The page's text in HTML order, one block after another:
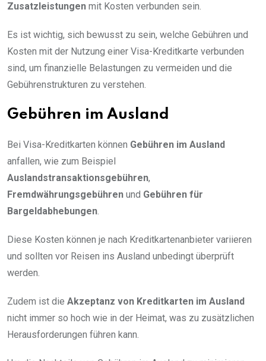
Zusatzleistungen mit Kosten verbunden sein.
Es ist wichtig, sich bewusst zu sein, welche Gebühren und
Kosten mit der Nutzung einer Visa-Kreditkarte verbunden
sind, um finanzielle Belastungen zu vermeiden und die
Gebührenstrukturen zu verstehen.
Gebühren im Ausland
Bei Visa-Kreditkarten können Gebühren im Ausland
anfallen, wie zum Beispiel
Auslandstransaktionsgebühren,
Fremdwährungsgebühren und Gebühren für
Bargeldabhebungen.
Diese Kosten können je nach Kreditkartenanbieter variieren
und sollten vor Reisen ins Ausland unbedingt überprüft
werden.
Zudem ist die Akzeptanz von Kreditkarten im Ausland
nicht immer so hoch wie in der Heimat, was zu zusätzlichen
Herausforderungen führen kann.